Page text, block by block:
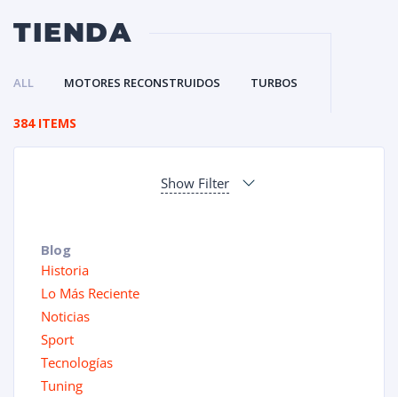
TIENDA
ALL MOTORES RECONSTRUIDOS TURBOS
384 ITEMS
Show Filter
Blog
Historia
Lo Más Reciente
Noticias
Sport
Tecnologías
Tuning